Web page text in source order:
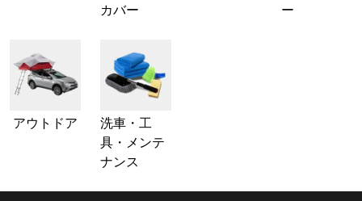
カバー
ー
アウトドア
洗車・工
具・メンテ
ナンス